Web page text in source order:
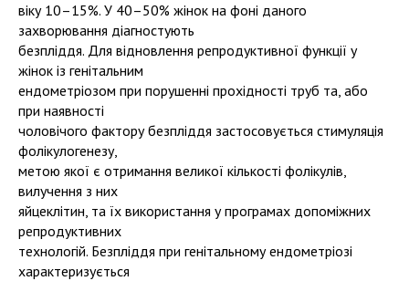
віку 10–15%. У 40–50% жінок на фоні даного
захворювання діагностують
безпліддя. Для відновлення репродуктивної функції у
жінок із генітальним
ендометріозом при порушенні прохідності труб та, або
при наявності
чоловічого фактору безпліддя застосовується стимуляція
фолікулогенезу,
метою якої є отримання великої кількості фолікулів,
вилучення з них
яйцеклітин, та їх використання у програмах допоміжних
репродуктивних
технологій. Безпліддя при генітальному ендометріозі
характеризується